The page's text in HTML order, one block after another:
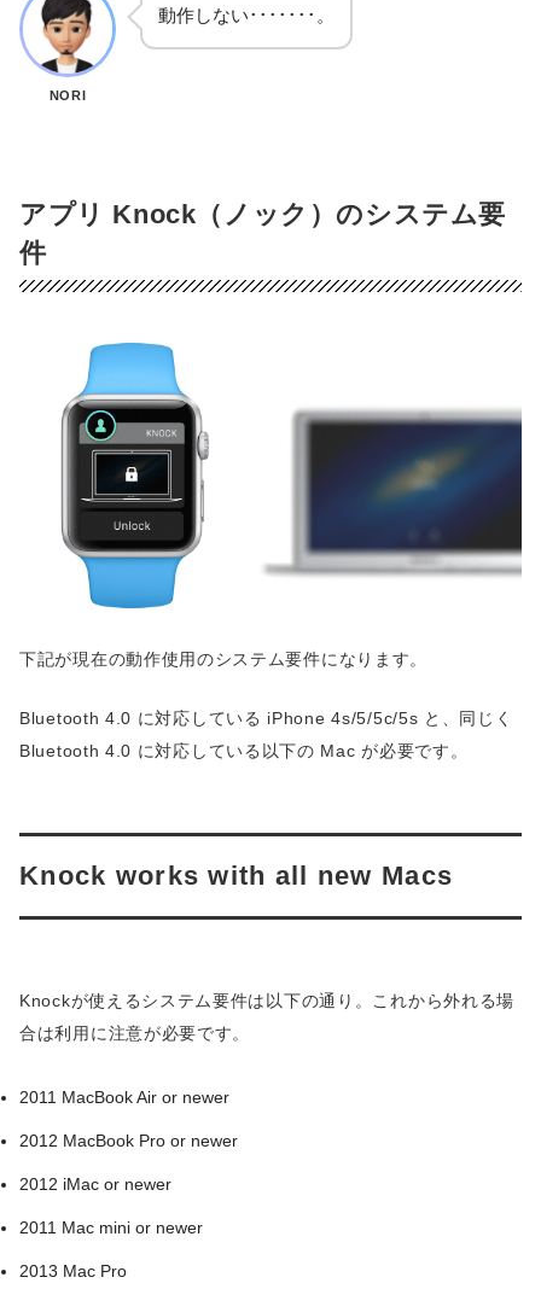
NORI
動作しない･･･････。
アプリ Knock（ノック）のシステム要
件
下記が現在の動作使用のシステム要件になります。
Bluetooth 4.0 に対応している iPhone 4s/5/5c/5s と、同じく
Bluetooth 4.0 に対応している以下の Mac が必要です。
Knock works with all new Macs
Knockが使えるシステム要件は以下の通り。これから外れる場
合は利用に注意が必要です。
2011 MacBook Air or newer
2012 MacBook Pro or newer
2012 iMac or newer
2011 Mac mini or newer
2013 Mac Pro